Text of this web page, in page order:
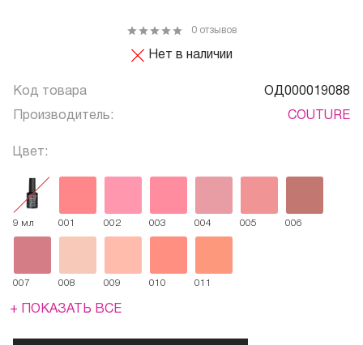
Нет в наличии
0 отзывов
Код товара ОД000019088
Производитель: COUTURE
Цвет:
9 мл 001 002 003 004 005 006
007 008 009 010 011
+ ПОКАЗАТЬ ВСЕ